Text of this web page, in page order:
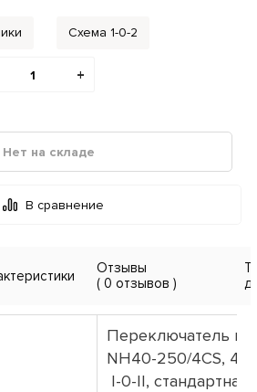
Схема 1-0-2
+
Нет на складе
В сравнение
Отзывы
( 0 отзывов )
Переключатель
NH40-250/4CS,
I-0-II, стандартная